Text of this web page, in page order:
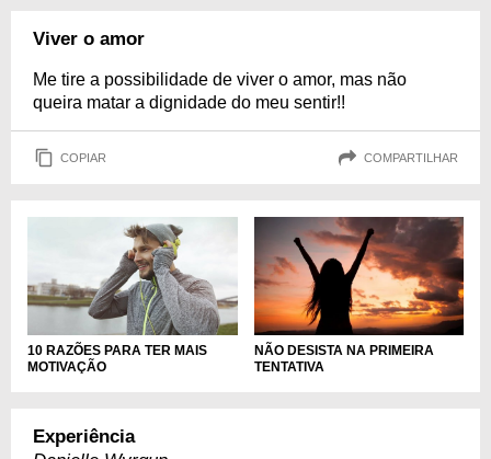
Viver o amor
Me tire a possibilidade de viver o amor, mas não
queira matar a dignidade do meu sentir!!
COPIAR COMPARTILHAR
10 RAZÕES PARA TER MAIS
MOTIVAÇÃO
NÃO DESISTA NA PRIMEIRA
TENTATIVA
Experiência